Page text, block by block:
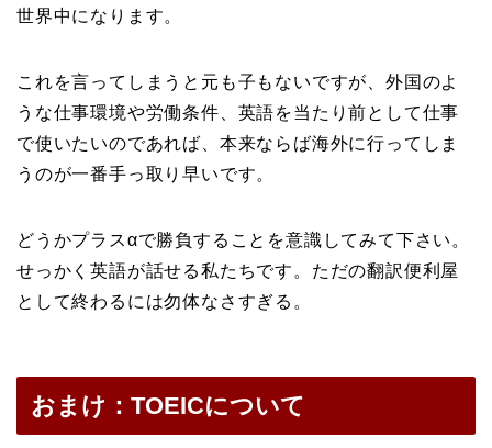
世界中になります。
これを言ってしまうと元も子もないですが、外国のよ
うな仕事環境や労働条件、英語を当たり前として仕事
で使いたいのであれば、本来ならば海外に行ってしま
うのが一番手っ取り早いです。
どうかプラスαで勝負することを意識してみて下さい。
せっかく英語が話せる私たちです。ただの翻訳便利屋
として終わるには勿体なさすぎる。
おまけ：TOEICについて